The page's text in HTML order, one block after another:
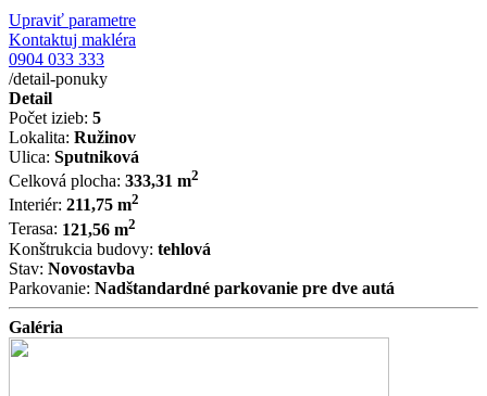
Upraviť parametre
Kontaktuj makléra
0904 033 333
/detail-ponuky
Detail
Počet izieb: 5
Lokalita: Ružinov
Ulica: Sputniková
Celková plocha: 333,31 m2
Interiér: 211,75 m2
Terasa: 121,56 m2
Konštrukcia budovy: tehlová
Stav: Novostavba
Parkovanie: Nadštandardné parkovanie pre dve autá
Galéria